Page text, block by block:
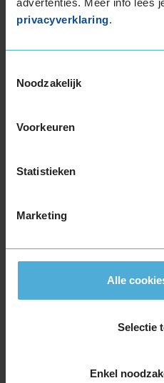
advertenties. Meer info lees
privacyverklaring.
Noodzakelijk
Voorkeuren
Statistieken
Marketing
Alle
Selectie
Enkel
Beschikbare
175/65R15 88H EXTRALOAD
185/60R15 88V EXTRALOAD
195/55R15 89V EXTRALOAD
185/55R16 83V